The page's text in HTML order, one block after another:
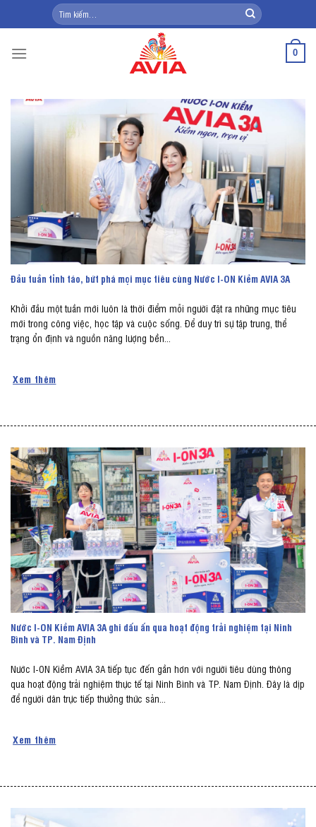
to
Tìm
kiếm:
0
Đầu tuần tỉnh táo, bứt phá mọi mục tiêu cùng Nước I-ON Kiềm AVIA 3A
Khởi đầu một tuần mới luôn là thời điểm mỗi người đặt ra những mục tiêu
mới trong công việc, học tập và cuộc sống. Để duy trì sự tập trung, thể
trạng ổn định và nguồn năng lượng bền...
Xem thêm
Nước I-ON Kiềm AVIA 3A ghi dấu ấn qua hoạt động trải nghiệm tại Ninh
Bình và TP. Nam Định
Nước I-ON Kiềm AVIA 3A tiếp tục đến gần hơn với người tiêu dùng thông
qua hoạt động trải nghiệm thực tế tại Ninh Bình và TP. Nam Định. Đây là dịp
để người dân trực tiếp thưởng thức sản...
Xem thêm